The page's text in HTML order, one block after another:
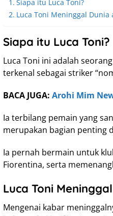
Siapa itu Luca Toni?
Luca Toni Meninggal Dunia
Siapa itu Luca Toni?
Luca Toni ini adalah
terkenal sebagai striker
BACA JUGA: Arohi Mim
Ia terbilang pemain yang
merupakan bagian penting
Ia pernah bermain untuk
Fiorentina, serta
Luca Toni
Mengenai kabar